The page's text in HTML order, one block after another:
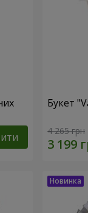
Букет
4 265 грн